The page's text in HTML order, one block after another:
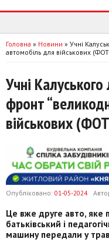
Головна » Новини » Учні
автомобіль для військових
Учні
фронт
військових
Опубліковано: 01-05-2024
Це вже друге авто, яке
батьківський і
машину передали у